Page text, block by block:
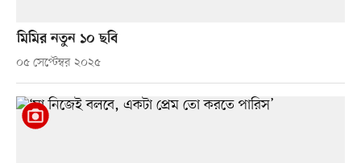
মিমির নতুন ১০ ছবি
০৫ সেপ্টেম্বর ২০২৫